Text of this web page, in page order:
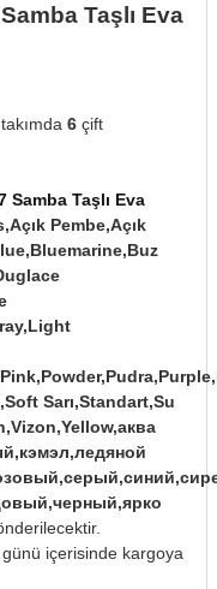
Taşlı Eva
6 çift
Samba Taşlı Eva
Pembe,Açık
Sarı,Standart,Su
içerisinde kargoya